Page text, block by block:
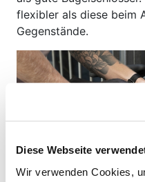
Diese Webseite
Wir verwenden Cookies,
flexibler als diese beim
Gegenstände.